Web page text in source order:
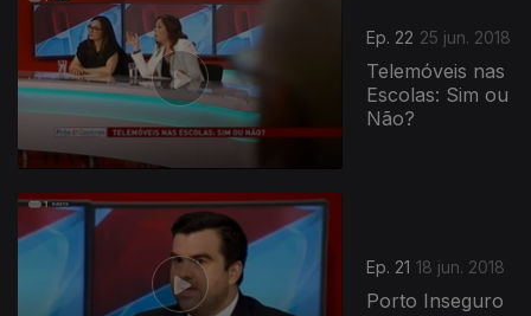
Ep. 22 25 jun. 2018
Telemóveis nas
Escolas: Sim ou
Não?
Ep. 21 18 jun. 2018
Porto Inseguro